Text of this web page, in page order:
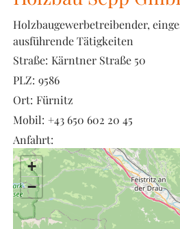
Holzbaugewerbetreibender,
ausführende Tätigkeiten
Straße: Kärntner Straße 50
PLZ: 9586
Ort: Fürnitz
Mobil: +43 650 602 20 45
Anfahrt:
+
−